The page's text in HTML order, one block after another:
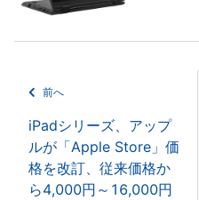
前へ
iPadシリーズ、アップ
ルが「Apple Store」価
格を改訂、従来価格か
ら4,000円～16,000円